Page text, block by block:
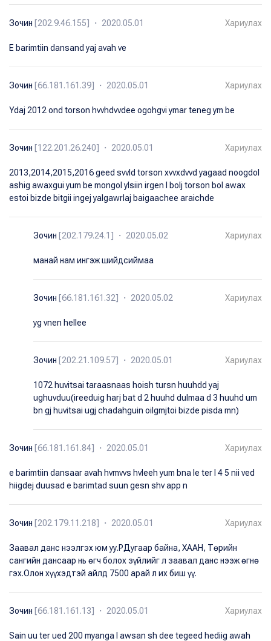
Зочин [202.9.46.155] ・ 2020.05.01 Хариулах
E barimtiin dansand yaj avah ve
Зочин [66.181.161.39] ・ 2020.05.01 Хариулах
Ydaj 2012 ond torson hvvhdvvdee ogohgvi ymar teneg ym be
Зочин [122.201.26.240] ・ 2020.05.01 Хариулах
2013,2014,2015,2016 geed svvld torson xvvxdvvd yagaad noogdol
ashig awaxgui yum be mongol ylsiin irgen l bolj torson bol awax
estoi bizde bitgii ingej yalgawrlaj baigaachee araichde
Зочин [202.179.24.1] ・ 2020.05.02 Хариулах
манай нам ингэж шийдсиймаа
Зочин [66.181.161.32] ・ 2020.05.02 Хариулах
yg vnen hellee
Зочин [202.21.109.57] ・ 2020.05.01 Хариулах
1072 huvitsai taraasnaas hoish tursn huuhdd yaj
ughuvduu(ireeduig harj bat d 2 huuhd dulmaa d 3 huuhd um
bn gj huvitsai ugj chadahguin oilgmjtoi bizde pisda mn)
Зочин [66.181.161.84] ・ 2020.05.01 Хариулах
e barimtiin dansaar avah hvmvvs hvleeh yum bna le ter l 4 5 nii ved
hiigdej duusad e barimtad suun gesn shv app n
Зочин [202.179.11.218] ・ 2020.05.01 Хариулах
Заавал данс нээлгэх юм уу.РДугаар байна, ХААН, Төрийн
сангийн дансаар нь өгч болох зүйлийг л заавал данс нээж өгнө
гэх.Олон хүүхэдтэй айлд 7500 арай л их биш үү.
Зочин [66.181.161.13] ・ 2020.05.01 Хариулах
Sain uu ter ued 200 myanga l awsan sh dee tegeed hediig awah